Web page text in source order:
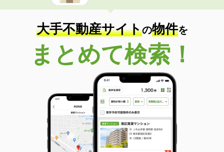
大手不動産サイトの物件を
まとめて検索！